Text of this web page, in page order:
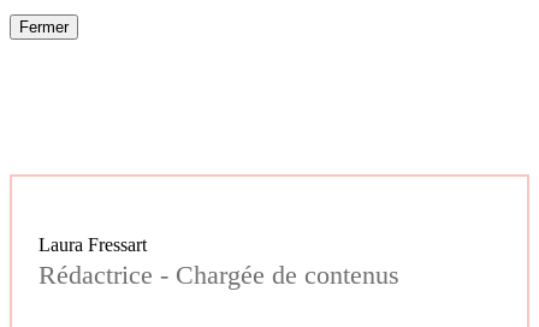
Fermer
Laura Fressart
Rédactrice - Chargée de contenus